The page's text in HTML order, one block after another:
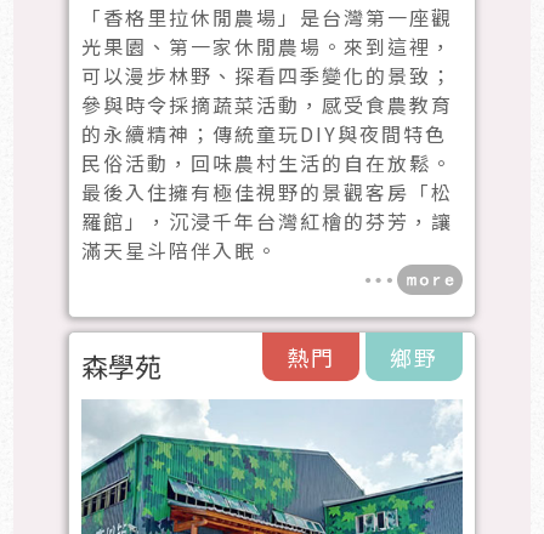
「香格里拉休閒農場」是台灣第一座觀
光果園、第一家休閒農場。來到這裡，
可以漫步林野、探看四季變化的景致；
參與時令採摘蔬菜活動，感受食農教育
的永續精神；傳統童玩DIY與夜間特色
民俗活動，回味農村生活的自在放鬆。
最後入住擁有極佳視野的景觀客房「松
羅館」，沉浸千年台灣紅檜的芬芳，讓
滿天星斗陪伴入眠。
鄉野
熱門
森學苑